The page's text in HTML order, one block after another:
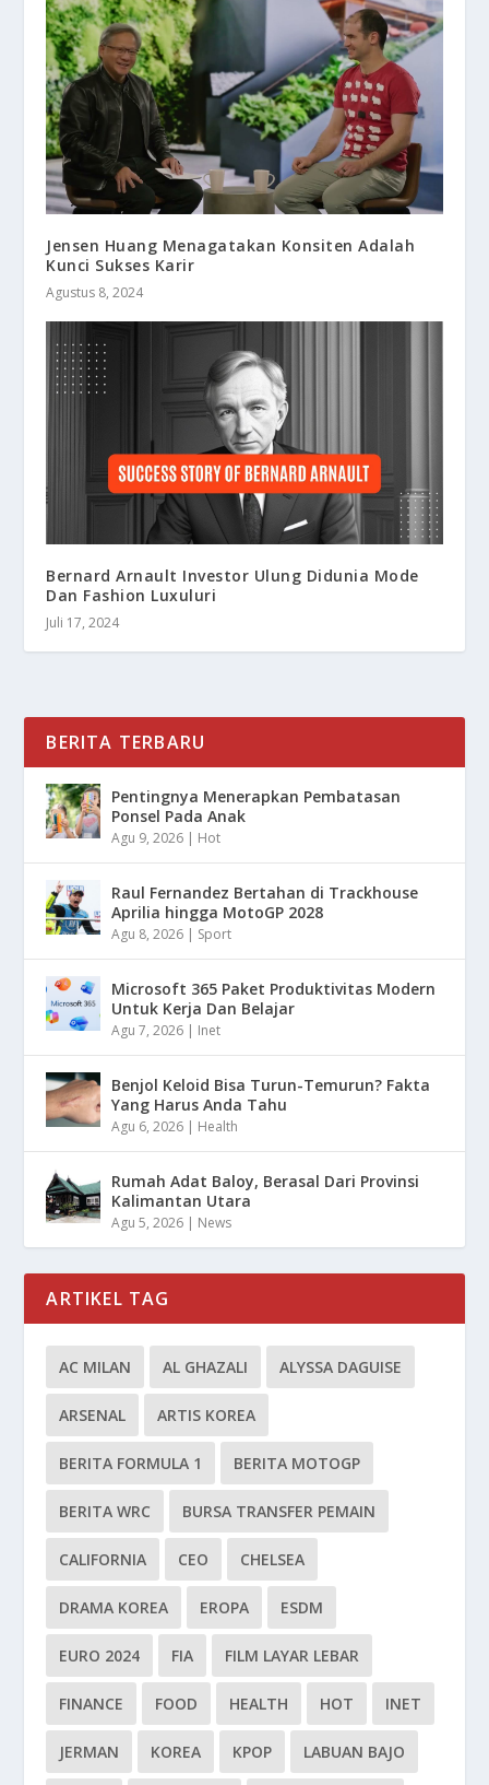
Jensen Huang Menagatakan Konsiten Adalah
Kunci Sukses Karir
Agustus 8, 2024
Bernard Arnault Investor Ulung Didunia Mode
Dan Fashion Luxuluri
Juli 17, 2024
BERITA TERBARU
Pentingnya Menerapkan Pembatasan
Ponsel Pada Anak
Agu 9, 2026 | Hot
Raul Fernandez Bertahan di Trackhouse
Aprilia hingga MotoGP 2028
Agu 8, 2026 | Sport
Microsoft 365 Paket Produktivitas Modern
Untuk Kerja Dan Belajar
Agu 7, 2026 | Inet
Benjol Keloid Bisa Turun-Temurun? Fakta
Yang Harus Anda Tahu
Agu 6, 2026 | Health
Rumah Adat Baloy, Berasal Dari Provinsi
Kalimantan Utara
Agu 5, 2026 | News
ARTIKEL TAG
AC MILAN AL GHAZALI ALYSSA DAGUISE
ARSENAL ARTIS KOREA
BERITA FORMULA 1 BERITA MOTOGP
BERITA WRC BURSA TRANSFER PEMAIN
CALIFORNIA CEO CHELSEA
DRAMA KOREA EROPA ESDM
EURO 2024 FIA FILM LAYAR LEBAR
FINANCE FOOD HEALTH HOT INET
JERMAN KOREA KPOP LABUAN BAJO